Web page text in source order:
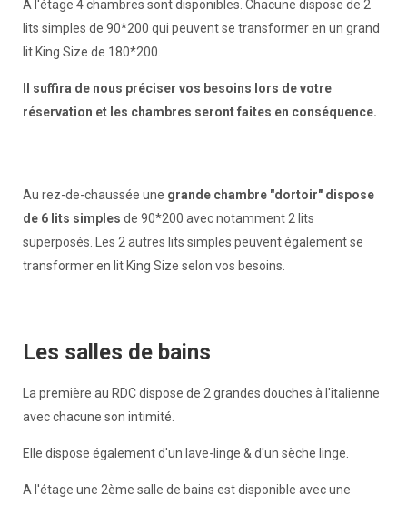
A l'étage 4 chambres sont disponibles. Chacune dispose de 2
lits simples de 90*200 qui peuvent se transformer en un grand
lit King Size de 180*200.
Il suffira de nous préciser vos besoins lors de votre
réservation et les chambres seront faites en conséquence.
Au rez-de-chaussée une grande chambre "dortoir" dispose
de 6 lits simples de 90*200 avec notamment 2 lits
superposés. Les 2 autres lits simples peuvent également se
transformer en lit King Size selon vos besoins.
Les salles de bains
La première au RDC dispose de 2 grandes douches à l'italienne
avec chacune son intimité.
Elle dispose également d'un lave-linge & d'un sèche linge.
A l'étage une 2ème salle de bains est disponible avec une